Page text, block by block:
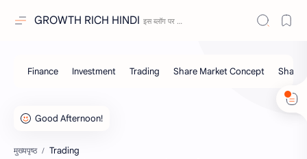
GROWTH RICH HINDI
मुख्यपृष्ठ Trading